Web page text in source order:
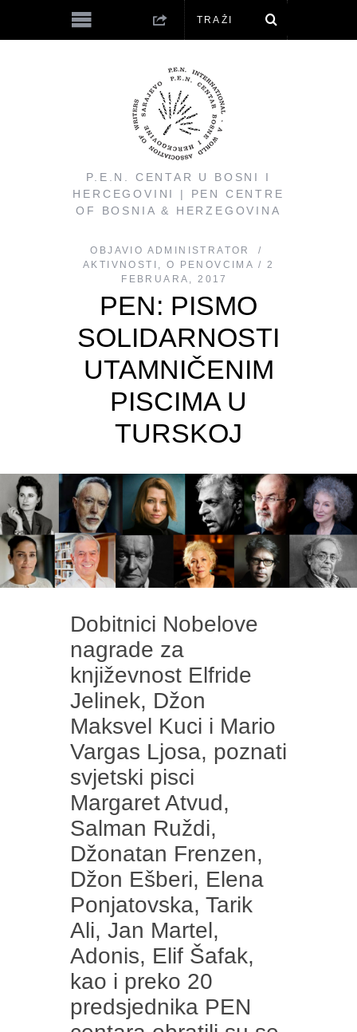
P.E.N. CENTAR U BOSNI I
HERCEGOVINI | PEN CENTRE
OF BOSNIA & HERZEGOVINA
OBJAVIO ADMINISTRATOR
AKTIVNOSTI , O PENOVCIMA
2
FEBRUARA, 2017
PEN: PISMO
SOLIDARNOSTI
UTAMNIČENIM
PISCIMA U
TURSKOJ
Dobitnici Nobelove
nagrade za
književnost Elfride
Jelinek, Džon
Maksvel Kuci i Mario
Vargas Ljosa, poznati
svjetski pisci
Margaret Atvud,
Salman Ruždi,
Džonatan Frenzen,
Džon Ešberi, Elena
Ponjatovska, Tarik
Ali, Jan Martel,
Adonis, Elif Šafak,
kao i preko 20
predsjednika PEN